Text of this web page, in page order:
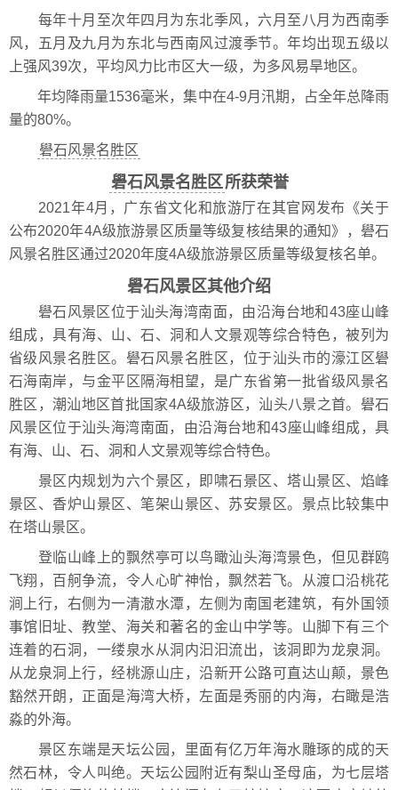
每年十月至次年四月为东北季风，六月至八月为西南季
风，五月及九月为东北与西南风过渡季节。年均出现五级以
上强风39次，平均风力比市区大一级，为多风易旱地区。
年均降雨量1536毫米，集中在4-9月汛期，占全年总降雨
量的80%。
礐石风景名胜区
礐石风景名胜区所获荣誉
2021年4月，广东省文化和旅游厅在其官网发布《关于
公布2020年4A级旅游景区质量等级复核结果的通知》，礐石
风景名胜区通过2020年度4A级旅游景区质量等级复核名单。
礐石风景区其他介绍
礐石风景区位于汕头海湾南面，由沿海台地和43座山峰
组成，具有海、山、石、洞和人文景观等综合特色，被列为
省级风景名胜区。礐石风景名胜区，位于汕头市的濠江区礐
石海南岸，与金平区隔海相望，是广东省第一批省级风景名
胜区，潮汕地区首批国家4A级旅游区，汕头八景之首。礐石
风景区位于汕头海湾南面，由沿海台地和43座山峰组成，具
有海、山、石、洞和人文景观等综合特色。
景区内规划为六个景区，即啸石景区、塔山景区、焰峰
景区、香炉山景区、笔架山景区、苏安景区。景点比较集中
在塔山景区。
登临山峰上的飘然亭可以鸟瞰汕头海湾景色，但见群鸥
飞翔，百舸争流，令人心旷神怡，飘然若飞。从渡口沿桃花
涧上行，右侧为一清澈水潭，左侧为南国老建筑，有外国领
事馆旧址、教堂、海关和著名的金山中学等。山脚下有三个
连着的石洞，一缕泉水从洞内汩汩流出，该洞即为龙泉洞。
从龙泉洞上行，经桃源山庄，沿新开公路可直达山颠，景色
豁然开朗，正面是海湾大桥，左面是秀丽的内海，右瞰是浩
淼的外海。
景区东端是天坛公园，里面有亿万年海水雕琢的成的天
然石林，令人叫绝。天坛公园附近有梨山圣母庙，为七层塔